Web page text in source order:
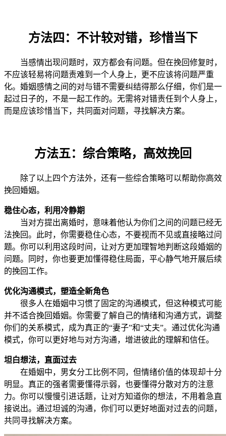
方法四：不计较对错，珍惜当下
当感情出现问题时，双方都会有问题。但在挽回修复时，
不应该轻易将问题责难到一个人身上，更不应该将问题严重
化。婚姻感情之间的对与错不需要纠结得那么仔细，你们是一
起过日子的，不是一起工作的。无需将对错责任到个人身上，
而是应该珍惜当下，共同面对问题，寻找解决方案。
方法五：综合策略，高效挽回
除了以上四个方法外，还有一些综合策略可以帮助你高效
挽回婚姻。
稳住心态，利用冷静期
当对方提出离婚时，意味着他认为你们之间的问题已经无
法挽回。此时，你需要稳住心态，不要视而不见或直接略过问
题。你可以利用这段时间，让对方更加理智地判断这段婚姻的
问题。同时，你也要更加懂得稳住局面，平心静气地开展后续
的挽回工作。
优化沟通模式，塑造全新角色
很多人在婚姻中习惯了固定的沟通模式，但这种模式可能
并不适合挽回婚姻。你需要了解自己的情绪和沟通方式，调整
你们的关系模式，成为真正的“妻子”和“丈夫”。通过优化沟通
模式，你可以更好地与对方沟通，增进彼此的理解和信任。
坦白想法，直面过去
在婚姻中，男女分工比例不同，但情绪价值的体现却十分
明显。真正的强者需要懂得示弱，也要懂得分散对方的注意
力。你可以慢慢引进话题，让对方知道你的想法，不用着急直
接说出。通过坦诚的沟通，你们可以更好地面对过去的问题，
共同寻找解决方案。